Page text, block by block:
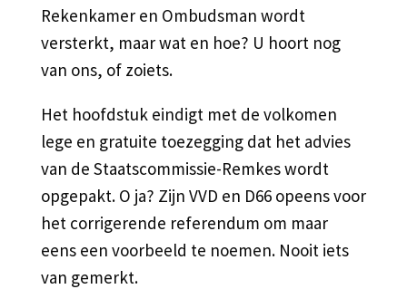
Rekenkamer en Ombudsman wordt
versterkt, maar wat en hoe? U hoort nog
van ons, of zoiets.
Het hoofdstuk eindigt met de volkomen
lege en gratuite toezegging dat het advies
van de Staatscommissie-Remkes wordt
opgepakt. O ja? Zijn VVD en D66 opeens voor
het corrigerende referendum om maar
eens een voorbeeld te noemen. Nooit iets
van gemerkt.